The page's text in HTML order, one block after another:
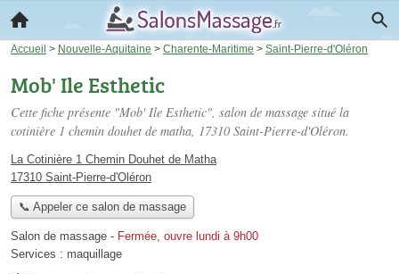
Accueil > Nouvelle-Aquitaine > Charente-Maritime > Saint-Pierre-d'Oléron
Mob' Ile Esthetic
Cette fiche présente "Mob' Ile Esthetic", salon de massage situé la
cotinière 1 chemin douhet de matha, 17310 Saint-Pierre-d'Oléron.
La Cotinière 1 Chemin Douhet de Matha
17310 Saint-Pierre-d'Oléron
📞 Appeler ce salon de massage
Salon de massage - Fermée, ouvre lundi à 9h00
Services : maquillage